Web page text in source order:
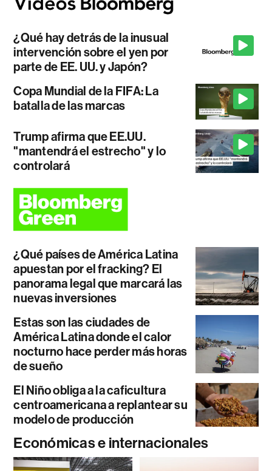
¿Qué hay detrás de la inusual
intervención sobre el yen por
parte de EE. UU. y Japón?
Copa Mundial de la FIFA: La
batalla de las marcas
Trump afirma que EE.UU.
"mantendrá el estrecho" y lo
controlará
¿Qué países de América Latina
apuestan por el fracking? El
panorama legal que marcará las
nuevas inversiones
Estas son las ciudades de
América Latina donde el calor
nocturno hace perder más horas
de sueño
El Niño obliga a la caficultura
centroamericana a replantear su
modelo de producción
Económicas e internacionales